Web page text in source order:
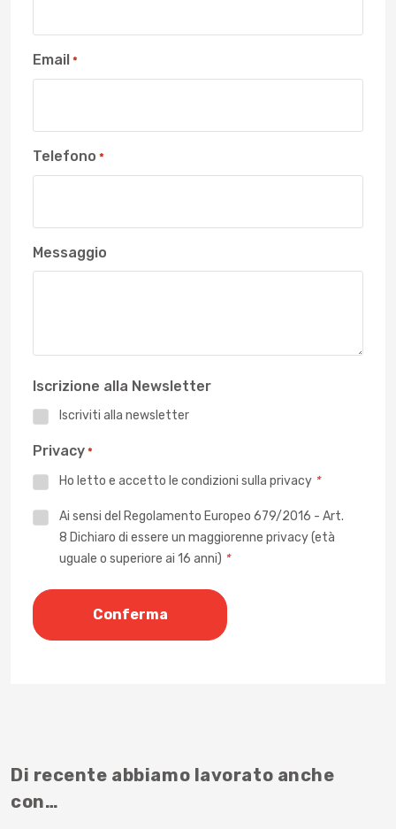
Email *
Telefono *
Messaggio
Iscrizione alla Newsletter
Iscriviti alla newsletter
Privacy *
Ho letto e accetto le condizioni sulla privacy *
PrivacyAi sensi del Regolamento Europeo 679/2016 - Art.
8 Dichiaro di essere un maggiorenne privacy (età
uguale o superiore ai 16 anni) *
Di recente abbiamo lavorato anche
con…